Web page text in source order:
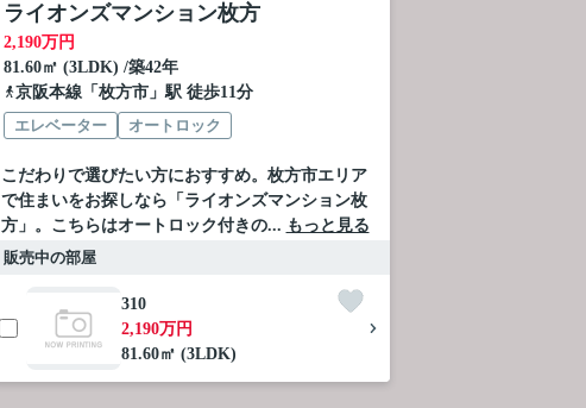
ライオンズマンション枚方
2,190万円
81.60㎡ (3LDK) /築42年
京阪本線「 枚方市」駅 徒歩11分
エレベーター
オートロック
こだわりで選びたい方におすすめ。枚方市エリア
で住まいをお探しなら「ライオンズマンション枚
方」。こちらはオートロック付きの... もっと見る
販売中の部屋
310
2,190万円
81.60㎡ (3LDK)